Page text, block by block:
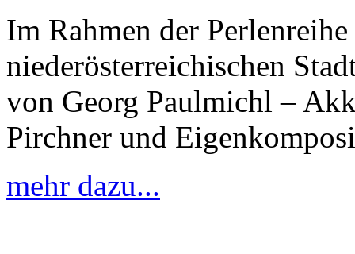
Im Rahmen der
niederösterreichischen
von Georg Paulmichl –
Pirchner und
mehr dazu...